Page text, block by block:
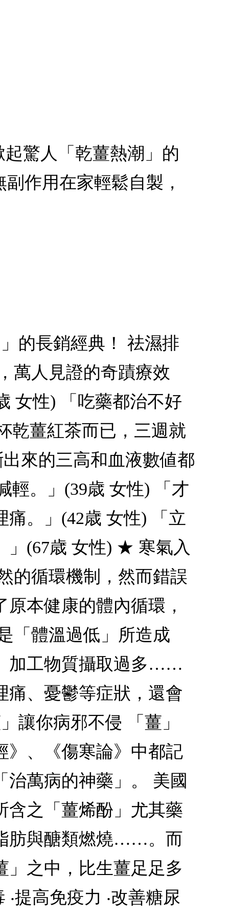
驚人「乾薑熱潮」的
作用在家輕鬆自製，
的長銷經典！ 祛濕排
萬人見證的奇蹟療效
女性) 「吃藥都治不好
乾薑紅茶而已，三週就
來的三高和血液數値都
輕。」(39歳 女性) 「才
。」(42歳 女性) 「立
」(67歳 女性) ★ 寒氣入
的循環機制，然而錯誤
本健康的體內循環，
「體溫過低」所造成
加工物質攝取過多……
痛、憂鬱等症狀，還會
讓你病邪不侵 「薑」
》、《傷寒論》中都記
萬病的神藥」。 美國
含之「薑烯酚」尤其藥
肪與醣類燃燒……。而
」之中，比生薑足足多
提高免疫力 ‧改善糖尿